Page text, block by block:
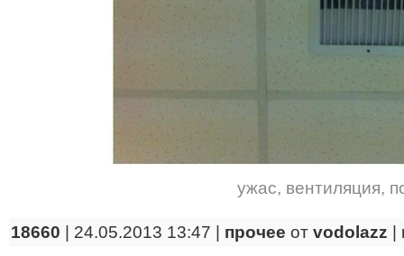
ужас, вентиляция,
18660 | 24.05.2013 13:47 | прочее от vodolazz